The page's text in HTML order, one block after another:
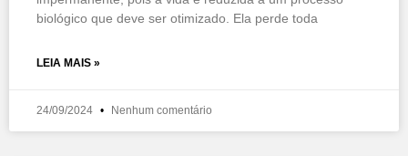
biológico que deve ser otimizado. Ela perde toda
LEIA MAIS »
24/09/2024 Nenhum comentário